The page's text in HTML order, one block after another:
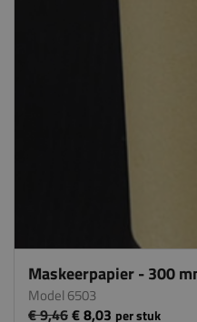
Maskeerpapier - 300
Model 6503
€ 9,46€ 8,03 per stuk